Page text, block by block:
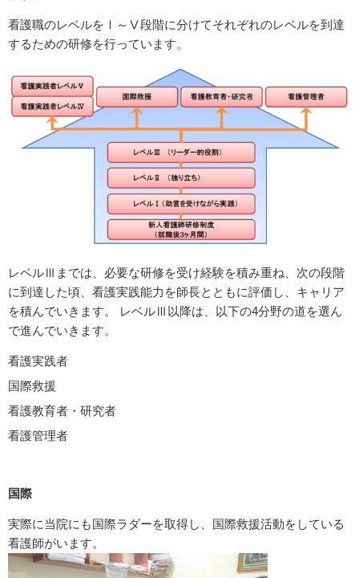
看護職のレベルをⅠ～Ⅴ段階に分けてそれぞれのレベルを到達
するための研修を行っています。
レベルⅢまでは、必要な研修を受け経験を積み重ね、次の段階
に到達した頃、看護実践能力を師長とともに評価し、キャリア
を積んでいきます。 レベルⅢ以降は、以下の4分野の道を選ん
で進んでいきます。
看護実践者
国際救援
看護教育者・研究者
看護管理者
国際
実際に当院にも国際ラダーを取得し、国際救援活動をしている
看護師がいます。